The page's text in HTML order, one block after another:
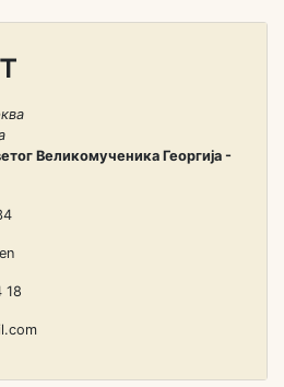
Великомученика Георгија -
18